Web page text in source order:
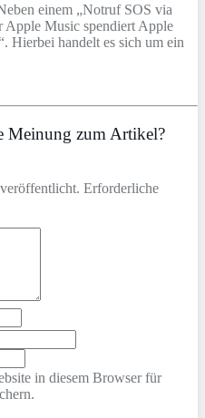
einem „Notruf SOS via
Apple Music spendiert Apple
Hierbei handelt es sich um ein
Meinung zum Artikel?
Erforderliche
in diesem Browser für